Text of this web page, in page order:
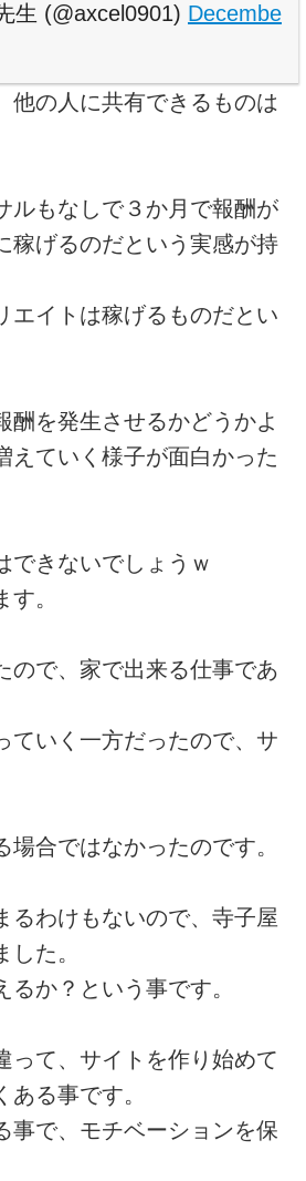
生 (@axcel0901) Decembe
他の人に共有できるものは
ルもなしで３か月で報酬が
稼げるのだという実感が持
エイトは稼げるものだとい
酬を発生させるかどうかよ
えていく様子が面白かった
できないでしょうｗ
。
ので、家で出来る仕事であ
ていく一方だったので、サ
合ではなかったのです。
るわけもないので、寺子屋
た。
か？という事です。
って、サイトを作り始めて
る事です。
事で、モチベーションを保